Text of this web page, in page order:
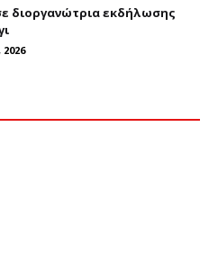
διοργανώτρια εκδήλωσης